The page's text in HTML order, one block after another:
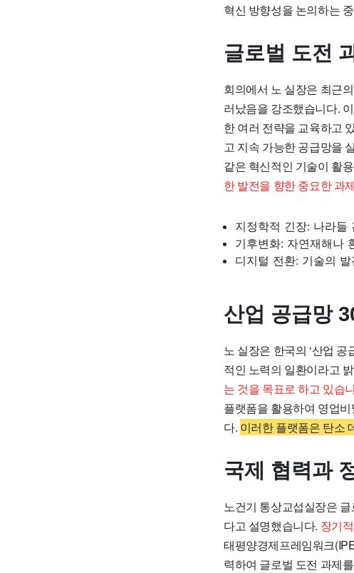
혁신 방향성을 논의하는
글로벌 도전
회의에서 노 실장은 최근
러났음을 강조했습니다.
한 여러 전략을 교육하고
고 지속 가능한 공급망을
같은 혁신적인 기술이 활
한 발전을 향한 중요한 과
지정학적 긴장: 나라들
기후변화: 자연재해나
디지털 전환: 기술의
산업 공급망
노 실장은 한국의 ‘산업
적인 노력의 일환이라고
는 것을 목표로 하고 있습
플랫폼을 활용하여 영업
다. 이러한 플랫폼은 탄소
국제 협력과
노건기 통상교섭실장은
다고 설명했습니다. 장기
태평양경제프레임워크
력하여 글로벌 도전 과제